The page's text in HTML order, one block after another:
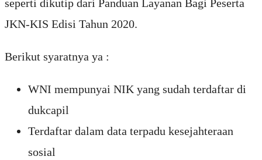
seperti dikutip dari Panduan Layanan Bagi Peserta
JKN-KIS Edisi Tahun 2020.
Berikut syaratnya ya :
WNI mempunyai NIK yang sudah terdaftar di
dukcapil
Terdaftar dalam data terpadu kesejahteraan
sosial